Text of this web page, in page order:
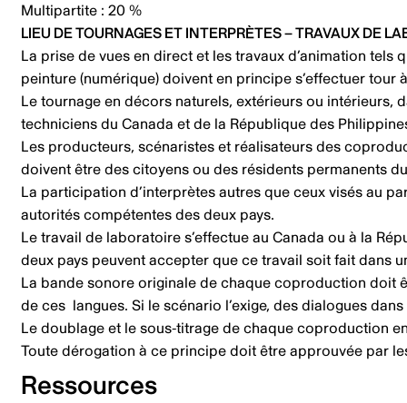
Multipartite : 20 %
LIEU DE TOURNAGES ET INTERPRÈTES – TRAVAUX DE
La prise de vues en direct et les travaux d’animation tels
peinture (numérique) doivent en principe s’effectuer
Le tournage en décors naturels, extérieurs ou intérieurs,
techniciens du Canada et de la République des
Les producteurs, scénaristes et réalisateurs des
doivent être des citoyens ou des résidents permanents
La participation d’interprètes autres que ceux visés au
autorités compétentes des deux pays.
Le travail de laboratoire s’effectue au Canada ou à la
deux pays peuvent accepter que ce travail soit fait dans
La bande sonore originale de chaque coproduction doit
de ces langues. Si le scénario l’exige, des dialogues
Le doublage et le sous-titrage de chaque coproduction
Toute dérogation à ce principe doit être approuvée par
Ressources